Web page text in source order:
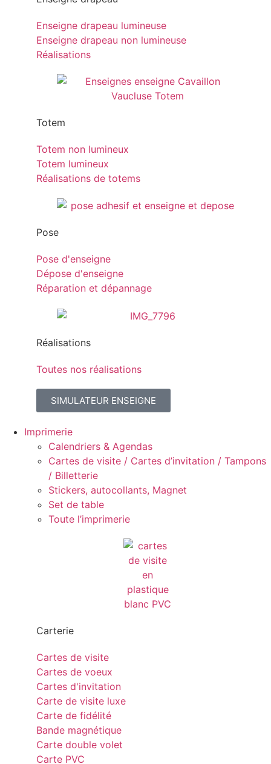
Enseigne drapeau lumineuse
Enseigne drapeau non lumineuse
Réalisations
Totem
Totem non lumineux
Totem lumineux
Réalisations de totems
Pose
Pose d'enseigne
Dépose d'enseigne
Réparation et dépannage
Réalisations
Toutes nos réalisations
SIMULATEUR ENSEIGNE
Imprimerie
Calendriers & Agendas
Cartes de visite / Cartes d’invitation / Tampons
/ Billetterie
Stickers, autocollants, Magnet
Set de table
Toute l’imprimerie
Carterie
Cartes de visite
Cartes de voeux
Cartes d'invitation
Carte de visite luxe
Carte de fidélité
Bande magnétique
Carte double volet
Carte PVC